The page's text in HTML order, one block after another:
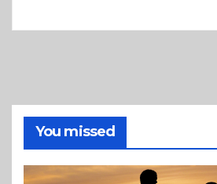
richtige
You missed